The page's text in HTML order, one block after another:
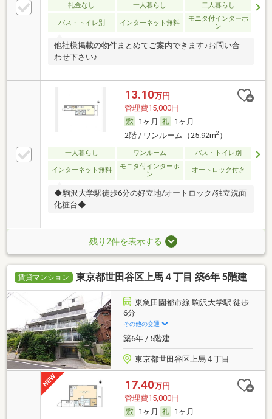
礼金なし 一人暮らし 二人暮らし
バス・トイレ別 インターネット無料
モニタ付インターホ
ン
他社様掲載の物件まとめてご案内できます♪お問い合
わせ下さい♪
13.10万円
管理費15,000円
1ヶ月
1ヶ月
2階 / ワンルーム（25.92m2）
一人暮らし ワンルーム バス・トイレ別
インターネット無料
モニタ付インターホ
ン
オートロック付き
◆駒沢大学駅徒歩6分の好立地/オートロック/独立洗面
化粧台◆
残り2件を表示する
賃貸マンション 東京都世田谷区上馬４丁目 築6年 5階建
東急田園都市線 駒沢大学駅 徒歩
6分
その他の交通
築6年 / 5階建
東京都世田谷区上馬４丁目
17.40万円
管理費15,000円
1ヶ月
1ヶ月